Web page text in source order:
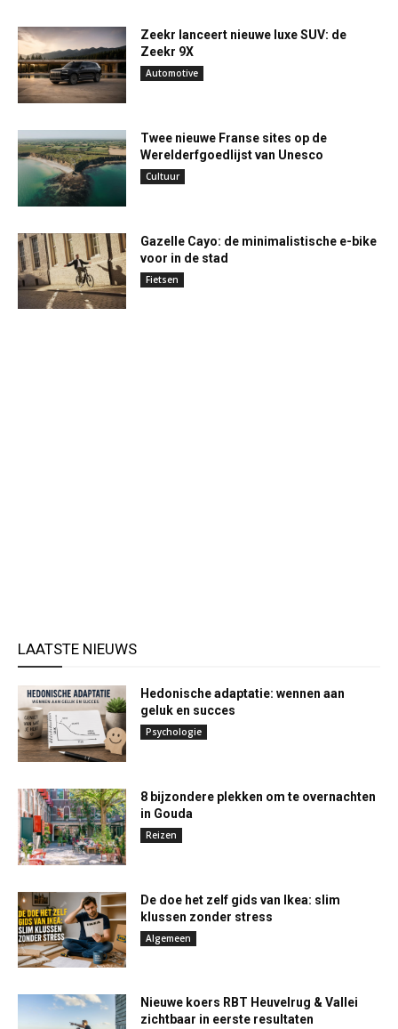
Zeekr lanceert nieuwe luxe SUV: de
Zeekr 9X
Automotive
Twee nieuwe Franse sites op de
Werelderfgoedlijst van Unesco
Cultuur
Gazelle Cayo: de minimalistische e-bike
voor in de stad
Fietsen
LAATSTE NIEUWS
Hedonische adaptatie: wennen aan
geluk en succes
Psychologie
8 bijzondere plekken om te overnachten
in Gouda
Reizen
De doe het zelf gids van Ikea: slim
klussen zonder stress
Algemeen
Nieuwe koers RBT Heuvelrug & Vallei
zichtbaar in eerste resultaten